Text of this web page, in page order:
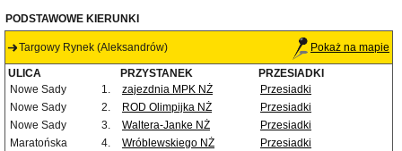
PODSTAWOWE KIERUNKI
Targowy Rynek (Aleksandrów) Pokaż na mapie
ULICA PRZYSTANEK
PRZESIADKI
Nowe Sady
1. zajezdnia MPK NŻ
Przesiadki
Nowe Sady
2. ROD Olimpijka NŻ
Przesiadki
Nowe Sady
3. Waltera-Janke NŻ
Przesiadki
Maratońska
4. Wróblewskiego NŻ
Przesiadki